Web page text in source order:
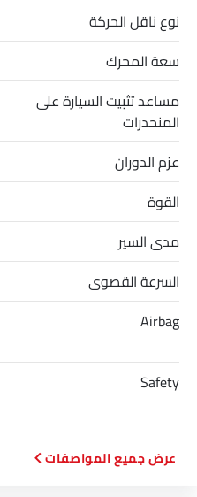
نوع ناقل الحركة
سعة المحرك
مساعد تثبيت السيارة على
المنحدرات
عزم الدوران
القوة
مدى السير
السرعة القصوى
Airbag
Safety
المواصفات